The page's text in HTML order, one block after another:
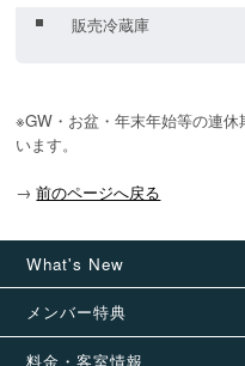
販売冷蔵庫
※GW・お盆・年末年始等の連
います。
→ 前のページへ戻る
What's New
メンバー特典
料金・客室情報